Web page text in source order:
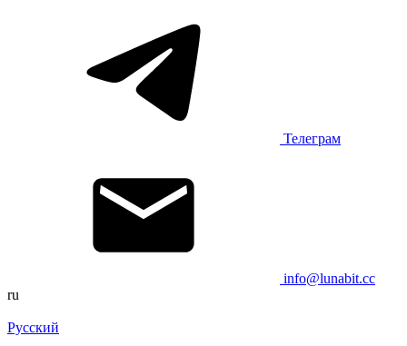
Телеграм
info@lunabit.cc
ru
Русский